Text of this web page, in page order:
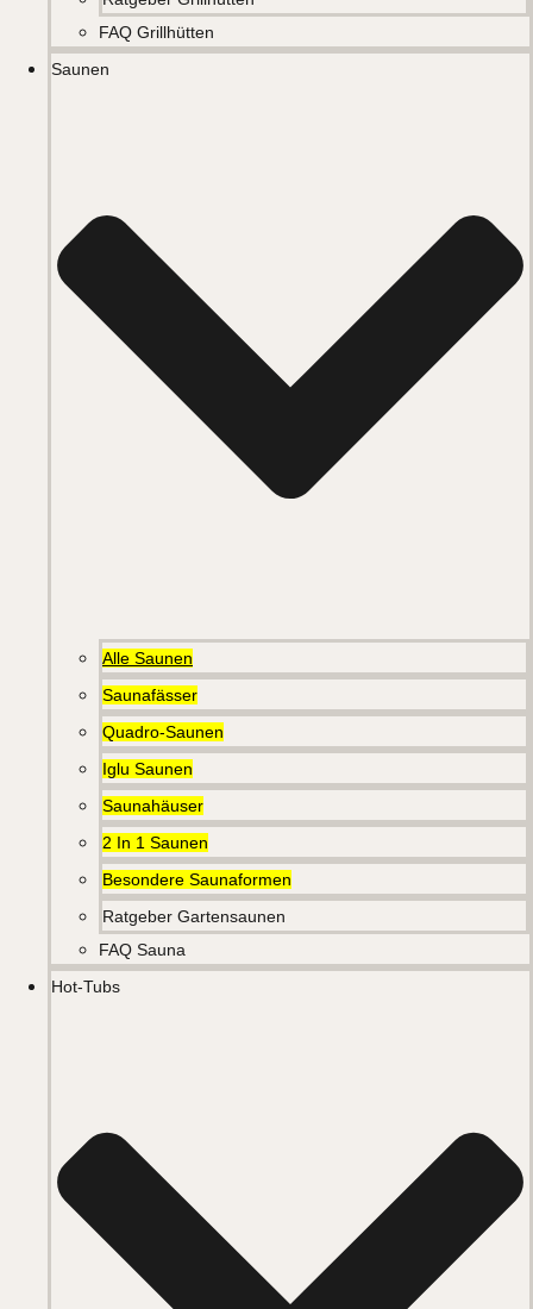
FAQ Grillhütten
Saunen
Alle Saunen
Saunafässer
Quadro-Saunen
Iglu Saunen
Saunahäuser
2 In 1 Saunen
Besondere Saunaformen
Ratgeber Gartensaunen
FAQ Sauna
Hot-Tubs